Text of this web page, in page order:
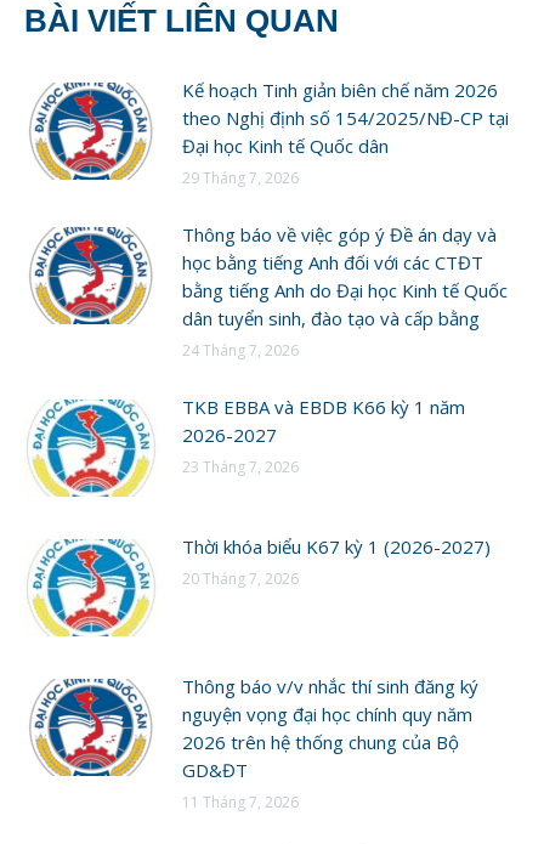
BÀI VIẾT LIÊN QUAN
Kế hoạch Tinh giản biên chế năm 2026
theo Nghị định số 154/2025/NĐ-CP tại
Đại học Kinh tế Quốc dân
29 Tháng 7, 2026
Thông báo về việc góp ý Đề án dạy và
học bằng tiếng Anh đối với các CTĐT
bằng tiếng Anh do Đại học Kinh tế Quốc
dân tuyển sinh, đào tạo và cấp bằng
24 Tháng 7, 2026
TKB EBBA và EBDB K66 kỳ 1 năm
2026-2027
23 Tháng 7, 2026
Thời khóa biểu K67 kỳ 1 (2026-2027)
20 Tháng 7, 2026
Thông báo v/v nhắc thí sinh đăng ký
nguyện vọng đại học chính quy năm
2026 trên hệ thống chung của Bộ
GD&ĐT
11 Tháng 7, 2026